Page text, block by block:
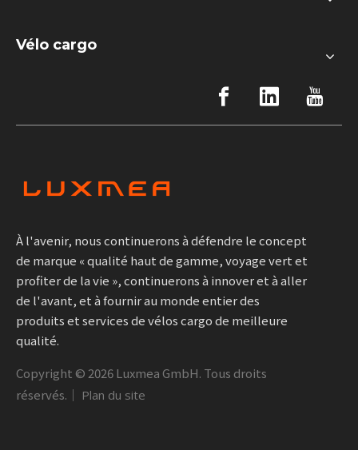
Vélo cargo
À l'avenir, nous continuerons à défendre le concept
de marque « qualité haut de gamme, voyage vert et
profiter de la vie », continuerons à innover et à aller
de l'avant, et à fournir au monde entier des
produits et services de vélos cargo de meilleure
qualité.
Copyright © 2026Luxmea GmbH. Tous droits
réservés.｜ Plan du site